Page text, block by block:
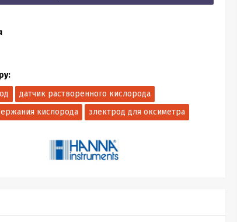
Sputnik 30
CONDTROL Sputnik 30 – сверхкомпактная
датчик растворенного кислорода
кислорода
электрод для оксиметра